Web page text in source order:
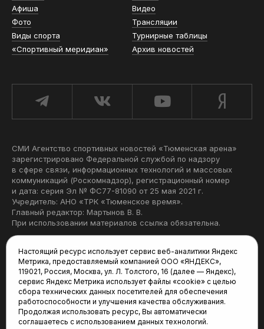
Афиша
Видео
Фото
Трансляции
Виды спорта
Турнирные таблицы
«Спортивный меридиан»
Архив новостей
СМИ Агентство спортивных новостей «Тюменская арена»
зарегистрировано Федеральной службой по надзору
в сфере связи, информационных технологий и массовых
коммуникаций (Роскомнадзор), регистрационный номер
и дата: серия Эл № ФС77-81090 от 25 мая 2021 г.
Учредитель: АНО «ТРК «Тюменское время».
Главный редактор: Мартынов В. В.
При использовании материалов ссылка обязательна.
Редакция:
625035, Тюмень, пр. Геологоразведчиков, 28А
(3452) 68-22-28
tum-arena@mail.ru
Отдел продаж:
Настоящий ресурс использует сервис веб-аналитики Яндекс
Метрика, предоставляемый компанией ООО «ЯНДЕКС»,
119021, Россия, Москва, ул. Л. Толстого, 16 (далее — Яндекс),
сервис Яндекс Метрика использует файлы «cookie» с целью
сбора технических данных посетителей для обеспечения
работоспособности и улучшения качества обслуживания.
Продолжая использовать ресурс, Вы автоматически
соглашаетесь с использованием данных технологий.